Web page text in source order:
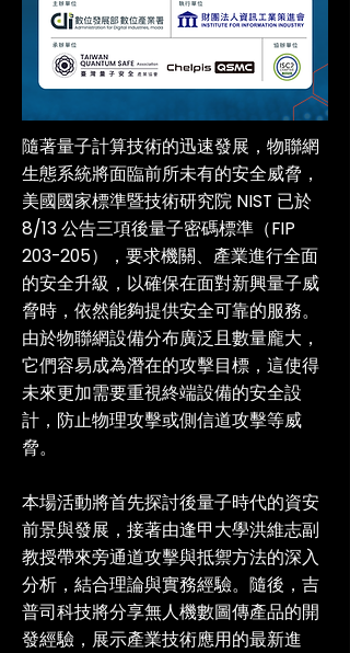
隨著量子計算技術的迅速發展，物聯網
生態系統將面臨前所未有的安全威脅，
美國國家標準暨技術研究院 NIST 已於
8/13 公告三項後量子密碼標準（FIP
203-205），要求機關、產業進行全面
的安全升級，以確保在面對新興量子威
脅時，依然能夠提供安全可靠的服務。
由於物聯網設備分布廣泛且數量龐大，
它們容易成為潛在的攻擊目標，這使得
未來更加需要重視終端設備的安全設
計，防止物理攻擊或側信道攻擊等威
脅。
本場活動將首先探討後量子時代的資安
前景與發展，接著由逢甲大學洪維志副
教授帶來旁通道攻擊與抵禦方法的深入
分析，結合理論與實務經驗。隨後，吉
普司科技將分享無人機數圖傳產品的開
發經驗，展示產業技術應用的最新進